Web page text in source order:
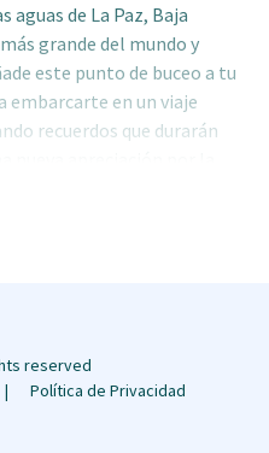
de La Paz, Baja
grande del mundo y
este punto de buceo a tu
embarcarte en un viaje
recuerdos que durarán
guías expertos te
sitio de snorkel (40
reserved
Política de Privacidad